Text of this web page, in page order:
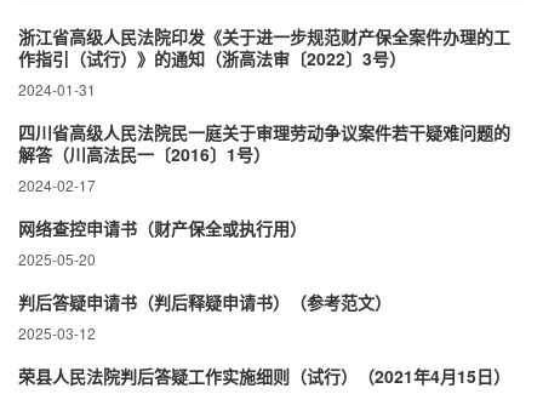
浙江省高级人民法院印发《关于进一步规范财产保全案件办理的工
作指引（试行）》的通知（浙高法审〔2022〕3号）
2024-01-31
四川省高级人民法院民一庭关于审理劳动争议案件若干疑难问题的
解答（川高法民一〔2016〕1号）
2024-02-17
网络查控申请书（财产保全或执行用）
2025-05-20
判后答疑申请书（判后释疑申请书）（参考范文）
2025-03-12
荣县人民法院判后答疑工作实施细则（试行）（2021年4月15日）